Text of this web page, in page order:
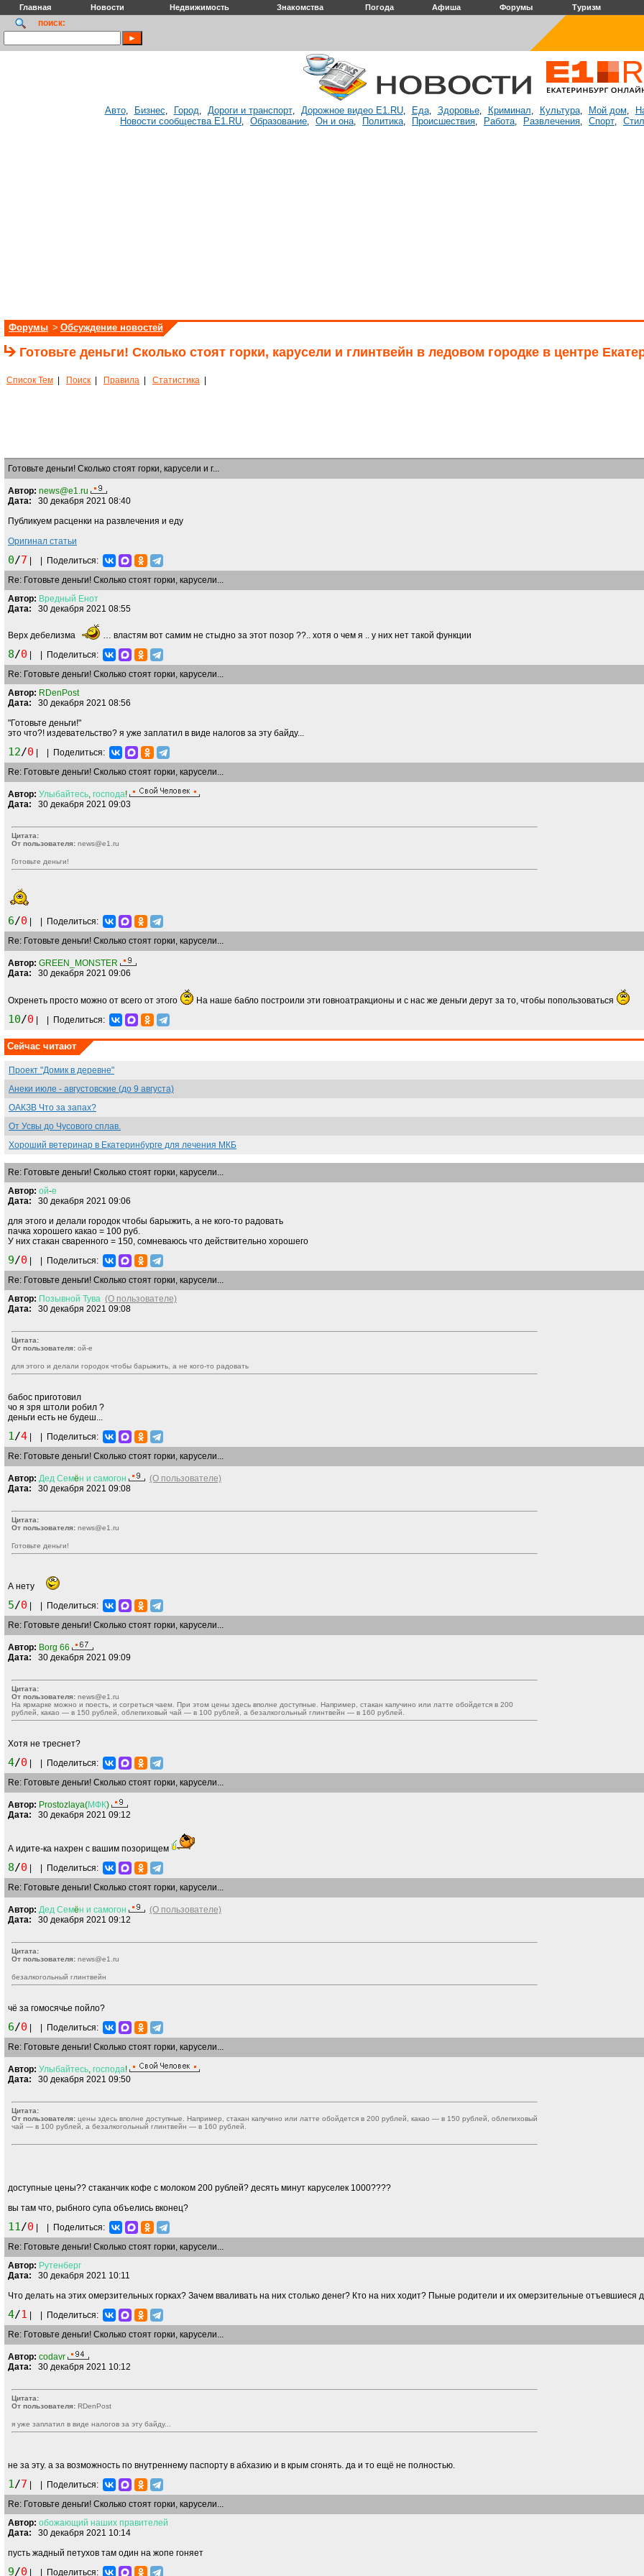
Главная Новости Недвижимость Знакомства Погода Афиша Форумы Туризм
поиск:
Авто, Бизнес, Город, Дороги и транспорт, Дорожное видео E1.RU, Еда, Здоровье, Криминал, Культура, Мой дом,
Новости сообщества E1.RU, Образование, Он и она, Политика, Происшествия, Работа, Развлечения, Спорт,
Форумы > Обсуждение новостей
Готовьте деньги! Сколько стоят горки, карусели и глинтвейн в ледовом городке в центре
Список Тем Поиск Правила Статистика
Готовьте деньги! Сколько стоят горки, карусели и г...
Автор: news@e1.ru
Дата: 30 декабря 2021 08:40
Публикуем расценки на развлечения и еду
Оригинал статьи
0/7
Поделиться:
Re: Готовьте деньги! Сколько стоят горки, карусели...
Автор: Вредный Енот
Дата: 30 декабря 2021 08:55
Верх дебелизма … властям вот самим не стыдно за этот позор ??.. хотя о чем я .. у них нет такой функции
8/0
Поделиться:
Re: Готовьте деньги! Сколько стоят горки, карусели...
Автор: RDenPost
Дата: 30 декабря 2021 08:56
"Готовьте деньги!"
это что?! издевательство? я уже заплатил в виде налогов за эту байду...
12/0
Поделиться:
Re: Готовьте деньги! Сколько стоят горки, карусели...
Автор: Улыбайтесь, господа!
Дата: 30 декабря 2021 09:03
Цитата:
От пользователя: news@e1.ru
Готовьте деньги!
6/0
Поделиться:
Re: Готовьте деньги! Сколько стоят горки, карусели...
Автор: GREEN_MONSTER
Дата: 30 декабря 2021 09:06
Охренеть просто можно от всего от этого На наше бабло построили эти говноатракционы и с нас же деньги дерут за то, чтобы попользоваться
10/0 Поделиться:
Сейчас читают
Проект "Домик в деревне"
Анеки июле - августовские (до 9 августа)
ОАКЗВ Что за запах?
От Усвы до Чусового сплав.
Хороший ветеринар в Екатеринбурге для лечения МКБ
Re: Готовьте деньги! Сколько стоят горки, карусели...
Автор: ой-е
Дата: 30 декабря 2021 09:06
для этого и делали городок чтобы барыжить, а не кого-то радовать
пачка хорошего какао = 100 руб.
У них стакан сваренного = 150, сомневаюсь что действительно хорошего
9/0
Поделиться:
Re: Готовьте деньги! Сколько стоят горки, карусели...
Автор: Позывной Тува (О пользователе)
Дата: 30 декабря 2021 09:08
Цитата:
От пользователя: ой-е
для этого и делали городок чтобы барыжить, а не кого-то радовать
бабос приготовил
чо я зря штоли робил ?
деньги есть не будеш...
1/4
Поделиться:
Re: Готовьте деньги! Сколько стоят горки, карусели...
Автор: Дед Семён и самогон
(О пользователе)
Дата: 30 декабря 2021 09:08
Цитата:
От пользователя: news@e1.ru
Готовьте деньги!
А нету
5/0
Поделиться:
Re: Готовьте деньги! Сколько стоят горки, карусели...
Автор: Borg 66
Дата: 30 декабря 2021 09:09
Цитата:
От пользователя: news@e1.ru
На ярмарке можно и поесть, и согреться чаем. При этом цены здесь вполне доступные. Например, стакан капучино или латте обойдется в 200
рублей, какао — в 150 рублей, облепиховый чай — в 100 рублей, а безалкогольный глинтвейн — в 160 рублей.
Хотя не треснет?
4/0
Поделиться:
Re: Готовьте деньги! Сколько стоят горки, карусели...
Автор: Prostozlaya(МФК)
Дата: 30 декабря 2021 09:12
А идите-ка нахрен с вашим позорищем
8/0
Поделиться:
Re: Готовьте деньги! Сколько стоят горки, карусели...
Автор: Дед Семён и самогон
(О пользователе)
Дата: 30 декабря 2021 09:12
Цитата:
От пользователя: news@e1.ru
безалкогольный глинтвейн
чё за гомосячье пойло?
6/0
Поделиться:
Re: Готовьте деньги! Сколько стоят горки, карусели...
Автор: Улыбайтесь, господа!
Дата: 30 декабря 2021 09:50
Цитата:
От пользователя: цены здесь вполне доступные. Например, стакан капучино или латте обойдется в 200 рублей, какао — в 150 рублей, облепиховый
чай — в 100 рублей, а безалкогольный глинтвейн — в 160 рублей.
доступные цены?? стаканчик кофе с молоком 200 рублей? десять минут каруселек 1000????
вы там что, рыбного супа объелись вконец?
11/0
Поделиться:
Re: Готовьте деньги! Сколько стоят горки, карусели...
Автор: Рутенберг
Дата: 30 декабря 2021 10:11
Что делать на этих омерзительных горках? Зачем вваливать на них столько денег? Кто на них ходит? Пьные родители и их омерзительные отъевшиеся
4/1
Поделиться:
Re: Готовьте деньги! Сколько стоят горки, карусели...
Автор: codavr
Дата: 30 декабря 2021 10:12
Цитата:
От пользователя: RDenPost
я уже заплатил в виде налогов за эту байду...
не за эту. а за возможность по внутреннему паспорту в абхазию и в крым сгонять. да и то ещё не полностью.
1/7
Поделиться:
Re: Готовьте деньги! Сколько стоят горки, карусели...
Автор: обожающий наших правителей
Дата: 30 декабря 2021 10:14
пусть жадный петухов там один на жопе гоняет
9/0 Поделиться: